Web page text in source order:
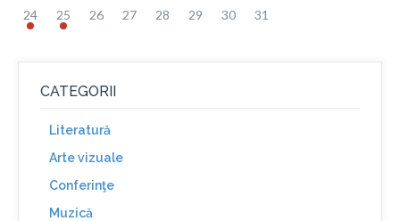
24 25 26 27 28 29 30 31
CATEGORII
Literatură
Arte vizuale
Conferinţe
Muzică